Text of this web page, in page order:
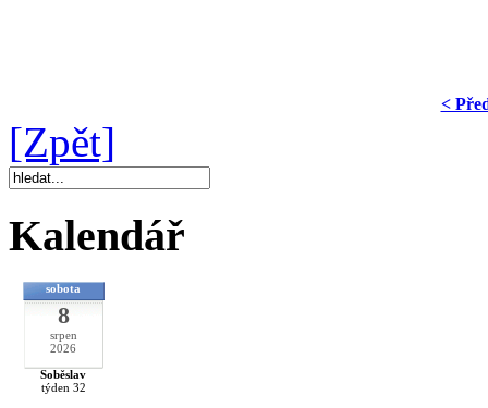
<
[Zpět]
Kalendář
sobota
8
srpen
2026
Soběslav
týden 32